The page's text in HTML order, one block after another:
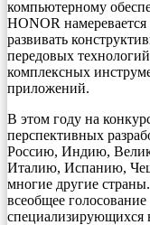
компьютерному
HONOR
развивать
передовых
комплексных
приложений.
В этом году на
перспективных
Россию, Индию,
Италию, Испанию,
многие другие
всеобщее
специализирующихся